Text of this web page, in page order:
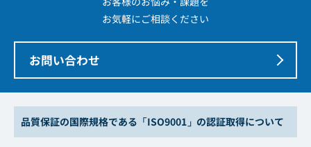
お気軽にご相談ください
お問い合わせ
品質保証の国際規格である「ISO9001」の認証取得について